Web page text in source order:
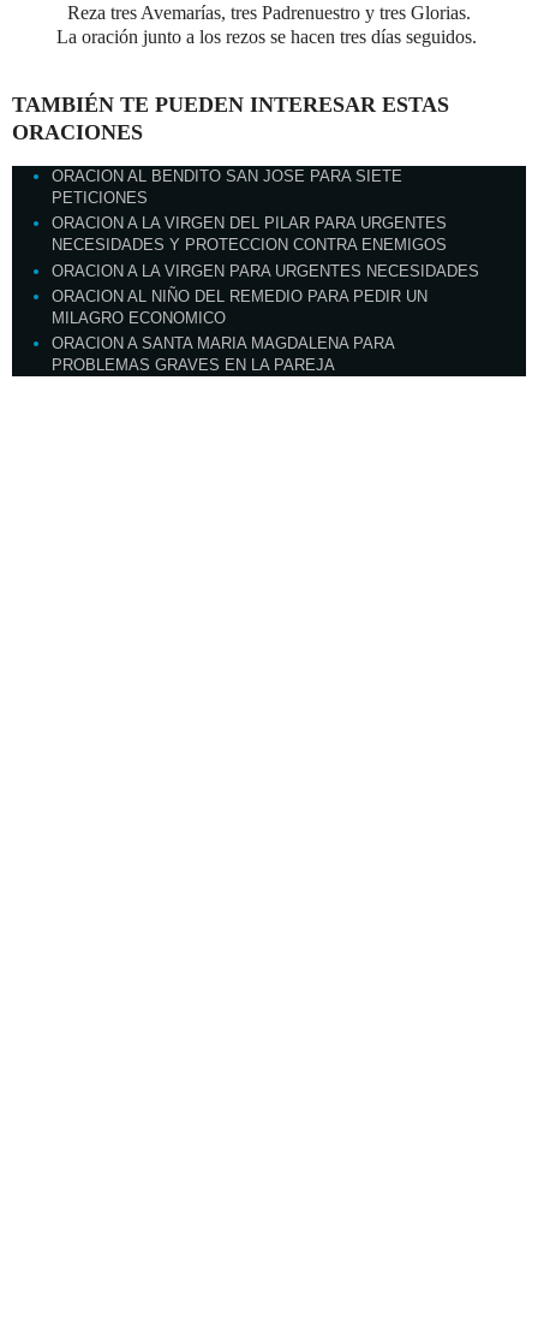
Reza tres Avemarías, tres Padrenuestro y tres Glorias.
La oración junto a los rezos se hacen tres días seguidos.
TAMBIÉN TE PUEDEN INTERESAR ESTAS
ORACIONES
ORACION AL BENDITO SAN JOSE PARA SIETE
PETICIONES
ORACION A LA VIRGEN DEL PILAR PARA URGENTES
NECESIDADES Y PROTECCION CONTRA ENEMIGOS
ORACION A LA VIRGEN PARA URGENTES NECESIDADES
ORACION AL NIÑO DEL REMEDIO PARA PEDIR UN
MILAGRO ECONOMICO
ORACION A SANTA MARIA MAGDALENA PARA
PROBLEMAS GRAVES EN LA PAREJA